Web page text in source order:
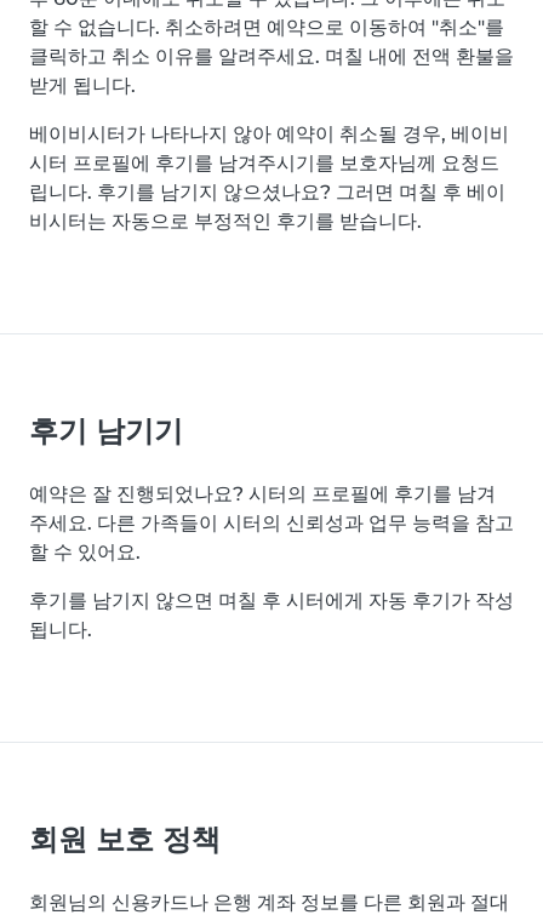
할 수 없습니다. 취소하려면 예약으로 이동하여 "취소"를
클릭하고 취소 이유를 알려주세요. 며칠 내에 전액 환불을
받게 됩니다.
베이비시터가 나타나지 않아 예약이 취소될 경우, 베이비
시터 프로필에 후기를 남겨주시기를 보호자님께 요청드
립니다. 후기를 남기지 않으셨나요? 그러면 며칠 후 베이
비시터는 자동으로 부정적인 후기를 받습니다.
후기 남기기
예약은 잘 진행되었나요? 시터의 프로필에 후기를 남겨
주세요. 다른 가족들이 시터의 신뢰성과 업무 능력을 참고
할 수 있어요.
후기를 남기지 않으면 며칠 후 시터에게 자동 후기가 작성
됩니다.
회원 보호 정책
회원님의 신용카드나 은행 계좌 정보를 다른 회원과 절대